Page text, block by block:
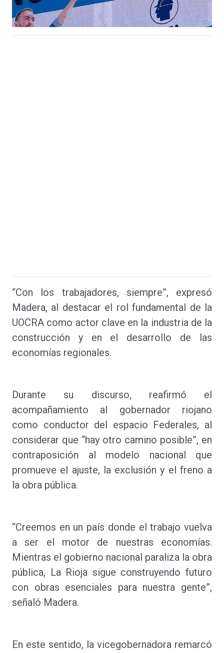
“Con los trabajadores, siempre”, expresó
Madera, al destacar el rol fundamental de la
UOCRA como actor clave en la industria de la
construcción y en el desarrollo de las
economías regionales.
Durante su discurso, reafirmó el
acompañamiento al gobernador riojano
como conductor del espacio Federales, al
considerar que “hay otro camino posible”, en
contraposición al modelo nacional que
promueve el ajuste, la exclusión y el freno a
la obra pública.
“Creemos en un país donde el trabajo vuelva
a ser el motor de nuestras economías.
Mientras el gobierno nacional paraliza la obra
pública, La Rioja sigue construyendo futuro
con obras esenciales para nuestra gente”,
señaló Madera.
En este sentido, la vicegobernadora remarcó